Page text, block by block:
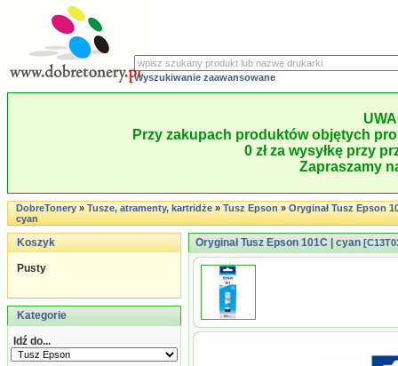
Wyszukiwanie zaawansowane
Przy zakupach produktów objętych
0 zł za wysyłkę przy
Zapraszamy
DobreTonery»Tusze, atramenty, kartridże»Tusz Epson»Oryginał Tusz Epson
cyan
Koszyk
Pusty
Kategorie
Idź do...
Oryginał Tusz Epson 101C | cyan